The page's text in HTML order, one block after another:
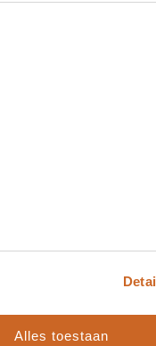
Alles toestaan